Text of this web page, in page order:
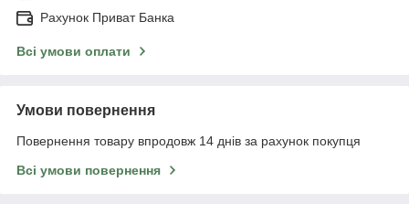
Рахунок Приват Банка
Всі умови оплати
Умови повернення
Повернення товару впродовж 14 днів за рахунок покупця
Всі умови повернення